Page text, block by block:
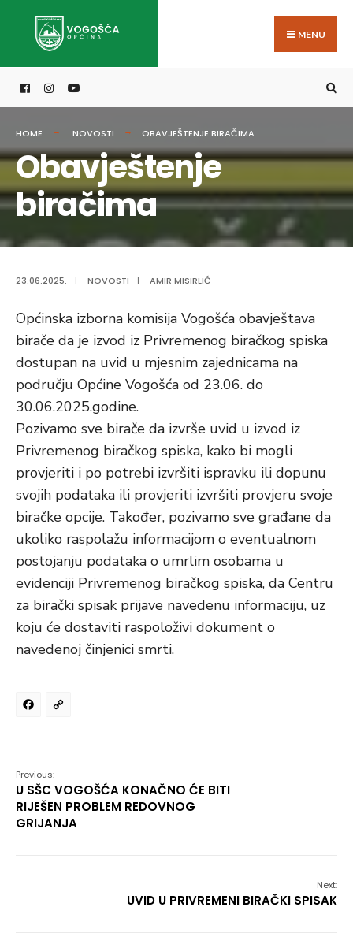
MENU
HOME NOVOSTI OBAVJEŠTENJE BIRAČIMA
Obavještenje
biračima
23.06.2025. | NOVOSTI | AMIR MISIRLIĆ
Općinska izborna komisija Vogošća obavještava
birače da je izvod iz Privremenog biračkog spiska
dostupan na uvid u mjesnim zajednicama na
području Općine Vogošća od 23.06. do
30.06.2025.godine.
Pozivamo sve birače da izvrše uvid u izvod iz
Privremenog biračkog spiska, kako bi mogli
provjeriti i po potrebi izvršiti ispravku ili dopunu
svojih podataka ili provjeriti izvršiti provjeru svoje
biračke opcije. Također, pozivamo sve građane da
ukoliko raspolažu informacijom o eventualnom
postojanju podataka o umrlim osobama u
evidenciji Privremenog biračkog spiska, da Centru
za birački spisak prijave navedenu informaciju, uz
koju će dostaviti raspoloživi dokument o
navedenoj činjenici smrti.
Facebook
Previous:
U SŠC VOGOŠĆA KONAČNO ĆE BITI
RIJEŠEN PROBLEM REDOVNOG
GRIJANJA
Next:
UVID U PRIVREMENI BIRAČKI SPISAK
for: